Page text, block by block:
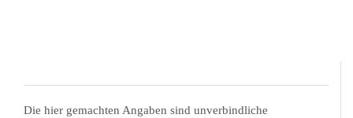
Die hier gemachten Angaben sind unverbindliche